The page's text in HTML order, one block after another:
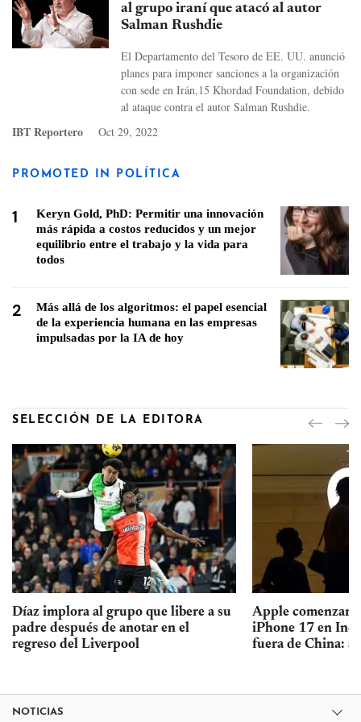
al grupo iraní que atacó al autor
Salman Rushdie
El Departamento del Tesoro de EE. UU. anunció
planes para imponer sanciones a la organización
con sede en Irán,15 Khordad Foundation, debido
al ataque contra el autor Salman Rushdie.
IBT Reportero Oct 29, 2022
PROMOTED IN POLÍTICA
1
Keryn Gold, PhD: Permitir una innovación
más rápida a costos reducidos y un mejor
equilibrio entre el trabajo y la vida para
todos
2
Más allá de los algoritmos: el papel esencial
de la experiencia humana en las empresas
impulsadas por la IA de hoy
SELECCIÓN DE LA EDITORA
Díaz implora al grupo que libere a su
padre después de anotar en el
regreso del Liverpool
Apple comenzará
iPhone 17 en
fuera de China:
NOTICIAS